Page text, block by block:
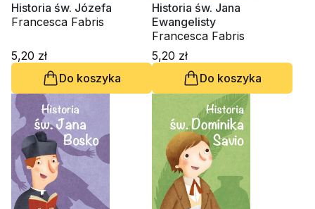
Historia św. Józefa
Francesca Fabris
5,20 zł
Do koszyka
Historia św. Jana
Ewangelisty
Francesca Fabris
5,20 zł
Do koszyka